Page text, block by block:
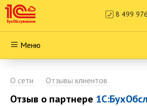
8 499
Меню
О сети Отзывы клиентов
Отзыв о партнере